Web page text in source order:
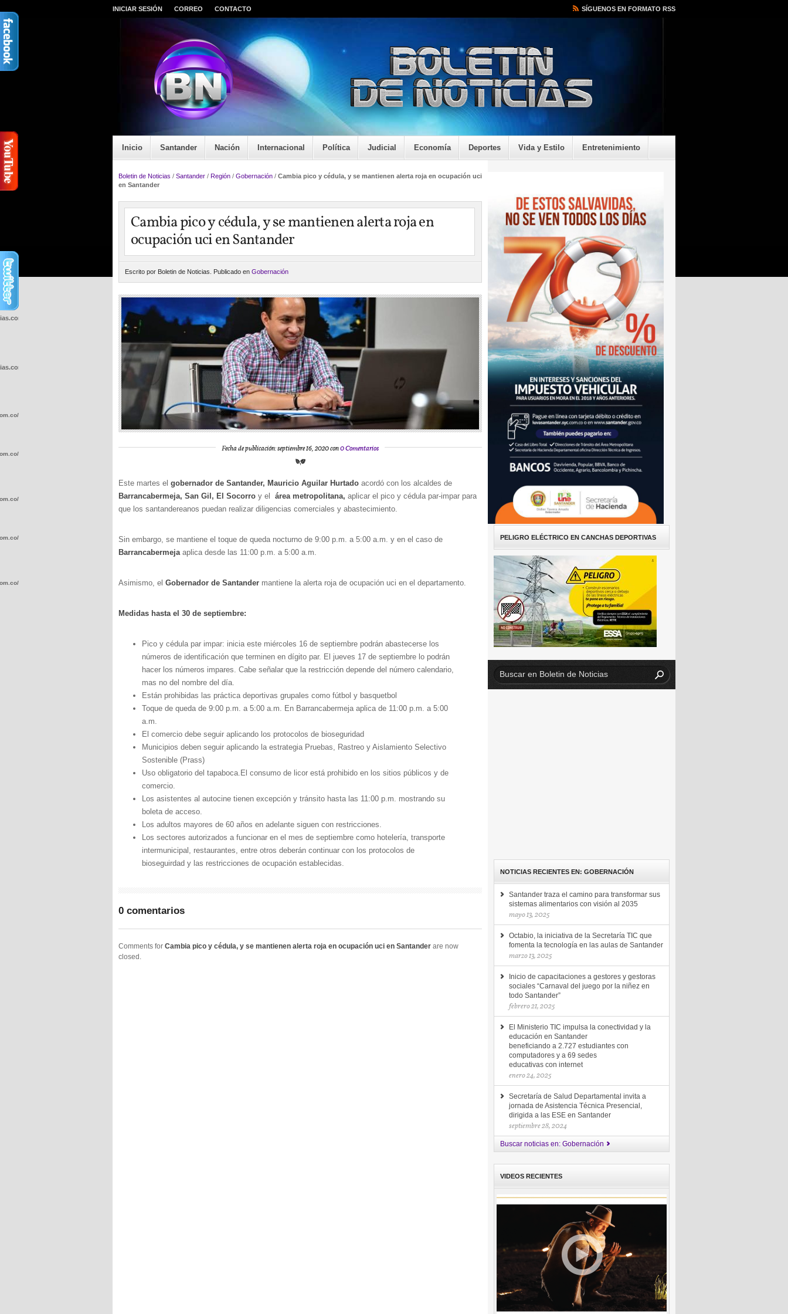
INICIAR SESIÓN CORREO CONTACTO SÍGUENOS EN FORMATO RSS
Inicio Santander Nación Internacional Política Judicial Economía Deportes Vida y Estilo Entretenimiento
Boletin de Noticias / Santander / Región / Gobernación / Cambia pico y cédula, y se mantienen alerta roja en ocupación uci
en Santander
Cambia pico y cédula, y se mantienen alerta roja en
ocupación uci en Santander
Escrito por Boletin de Noticias. Publicado en Gobernación
Fecha de publicación: septiembre 16, 2020 con0 Comentarios
Este martes el gobernador de Santander, Mauricio Aguilar Hurtado acordó con los alcaldes de
Barrancabermeja, San Gil, El Socorro y el área metropolitana, aplicar el pico y cédula par-impar para
que los santandereanos puedan realizar diligencias comerciales y abastecimiento.
Sin embargo, se mantiene el toque de queda nocturno de 9:00 p.m. a 5:00 a.m. y en el caso de
Barrancabermejaaplica desde las 11:00 p.m. a 5:00 a.m.
Asimismo, el Gobernador de Santander mantiene la alerta roja de ocupación uci en el departamento.
Medidas hasta el 30 de septiembre:
Pico y cédula par impar: inicia este miércoles 16 de septiembre podrán abastecerse los
números de identificación que terminen en dígito par. El jueves 17 de septiembre lo podrán
hacer los números impares. Cabe señalar que la restricción depende del número calendario,
mas no del nombre del día.
Están prohibidas las práctica deportivas grupales como fútbol y basquetbol
Toque de queda de 9:00 p.m. a 5:00 a.m. En Barrancabermeja aplica de 11:00 p.m. a 5:00
a.m.
El comercio debe seguir aplicando los protocolos de bioseguridad
Municipios deben seguir aplicando la estrategia Pruebas, Rastreo y Aislamiento Selectivo
Sostenible (Prass)
Uso obligatorio del tapaboca.El consumo de licor está prohibido en los sitios públicos y de
comercio.
Los asistentes al autocine tienen excepción y tránsito hasta las 11:00 p.m. mostrando su
boleta de acceso.
Los adultos mayores de 60 años en adelante siguen con restricciones.
Los sectores autorizados a funcionar en el mes de septiembre como hotelería, transporte
intermunicipal, restaurantes, entre otros deberán continuar con los protocolos de
bioseguirdad y las restricciones de ocupación establecidas.
0 comentarios
Comments for Cambia pico y cédula, y se mantienen alerta roja en ocupación uci en Santander are now
closed.
PELIGRO ELÉCTRICO EN CANCHAS DEPORTIVAS
NOTICIAS RECIENTES EN: GOBERNACIÓN
Santander traza el camino para transformar sus
sistemas alimentarios con visión al 2035
mayo 13, 2025
Octabio, la iniciativa de la Secretaría TIC que
fomenta la tecnología en las aulas de Santander
marzo 13, 2025
Inicio de capacitaciones a gestores y gestoras
sociales “Carnaval del juego por la niñez en
todo Santander”
febrero 21, 2025
El Ministerio TIC impulsa la conectividad y la
educación en Santander
beneficiando a 2.727 estudiantes con
computadores y a 69 sedes
educativas con internet
enero 24, 2025
Secretaría de Salud Departamental invita a
jornada de Asistencia Técnica Presencial,
dirigida a las ESE en Santander
septiembre 28, 2024
Buscar noticias en: Gobernación
VIDEOS RECIENTES
wp-
wp-
wp-
wp-
wp-
wp-
wp-